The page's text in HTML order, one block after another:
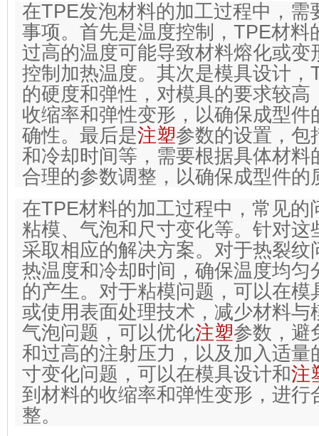
在TPE发泡材料的加工过程中，需
事项。首先是温度控制，TPE材料
过高的温度可能导致材料熔化或变
控制加热温度。其次是模具设计，
的硬度和弹性，对模具的要求较高
收缩率和弹性变形，以确保成型件
确性。最后是注塑参数的设置，包
和冷却时间等，需要根据具体材料
合理的参数调整，以确保成型件的
在TPE材料的加工过程中，常见的
粘模、气泡和尺寸变化等。针对这
采取相应的解决方案。对于热裂纹
热温度和冷却时间，确保温度均匀
的产生。对于粘模问题，可以在模
或使用表面处理技术，减少材料与
气泡问题，可以优化注塑参数，避
和过高的注射压力，以及加入适量
寸变化问题，可以在模具设计和注
到材料的收缩率和弹性变形，进行
整。